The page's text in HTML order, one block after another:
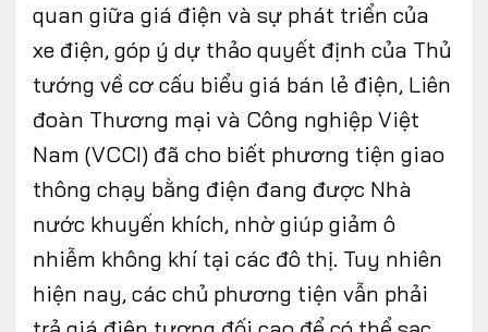
quan giữa giá điện và sự phát triển của
xe điện, góp ý dự thảo quyết định của Thủ
tướng về cơ cấu biểu giá bán lẻ điện, Liên
đoàn Thương mại và Công nghiệp Việt
Nam (VCCI) đã cho biết phương tiện giao
thông chạy bằng điện đang được Nhà
nước khuyến khích, nhờ giúp giảm ô
nhiễm không khí tại các đô thị. Tuy nhiên
hiện nay, các chủ phương tiện vẫn phải